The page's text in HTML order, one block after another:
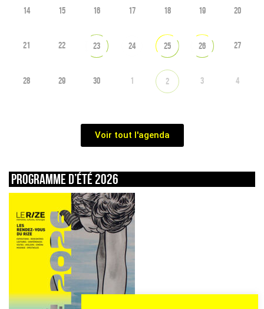
14 15 16 17 18 19 20
21 22 23 24 25 26 27
28 29 30 1 2 3 4
Voir tout l'agenda
Programme d’été 2026